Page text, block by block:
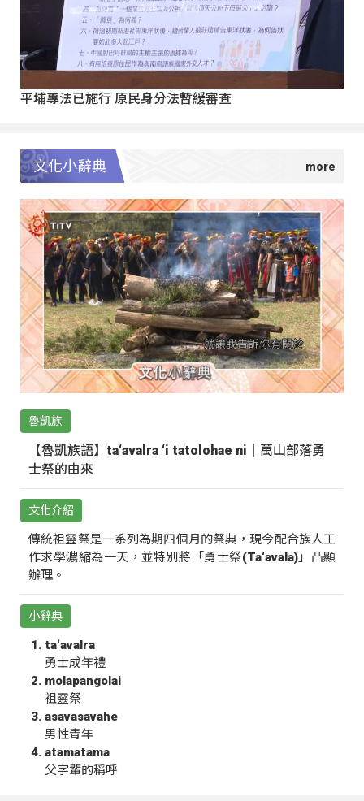
平埔專法已施行 原民身分法暫緩審查
文化小辭典
魯凱族
【魯凱族語】ta‘avalra ‘i tatolohae ni｜萬山部落勇
士祭的由來
文化介紹
傳統祖靈祭是一系列為期四個月的祭典，現今配合族人工
作求學濃縮為一天，並特別將「勇士祭(Ta‘avala)」凸顯
辦理。
小辭典
ta‘avalra
勇士成年禮
molapangolai
祖靈祭
asavasavahe
男性青年
atamatama
父字輩的稱呼